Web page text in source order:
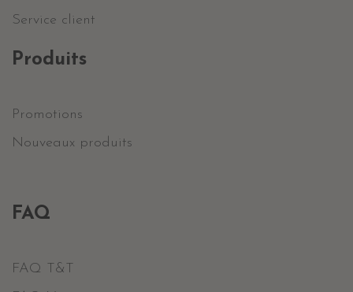
Service client
Produits
Promotions
Nouveaux produits
FAQ
FAQ T&T